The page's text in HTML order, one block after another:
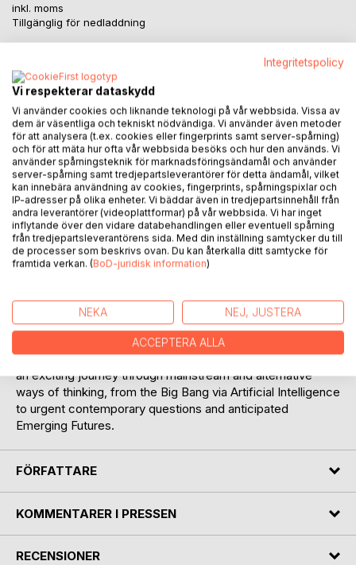
inkl. moms
Tillgänglig för nedladdning
LÄGG I KUNDVAGNEN
Lägg till i kom-ihåglista
Recensera titel
BESKRIVNING
Beyond Self is about thinking, ways of thinking and
rethinking. With references to his own personal and
professional experiences, to acknowledged scholars and
current scientific progress, the author takes the reader on
an exciting journey through mainstream and alternative
ways of thinking, from the Big Bang via Artificial Intelligence
to urgent contemporary questions and anticipated
Emerging Futures.
FÖRFATTARE
KOMMENTARER I PRESSEN
RECENSIONER
Integritetspolicy
Vi respekterar dataskydd
Vi använder cookies och liknande teknologi på vår webbsida. Vissa av
dem är väsentliga och tekniskt nödvändiga. Vi använder även metoder
för att analysera (t.ex. cookies eller fingerprints samt server-spårning)
och för att mäta hur ofta vår webbsida besöks och hur den används. Vi
använder spårningsteknik för marknadsföringsändamål och använder
server-spårning samt tredjepartsleverantörer för detta ändamål, vilket
kan innebära användning av cookies, fingerprints, spårningspixlar och
IP-adresser på olika enheter. Vi bäddar även in tredjepartsinnehåll från
andra leverantörer (videoplattformar) på vår webbsida. Vi har inget
inflytande över den vidare databehandlingen eller eventuell spårning
från tredjepartsleverantörens sida. Med din inställning samtycker du till
de processer som beskrivs ovan. Du kan återkalla ditt samtycke för
framtida verkan. (BoD-juridisk information)
NEKA NEJ, JUSTERA
ACCEPTERA ALLA